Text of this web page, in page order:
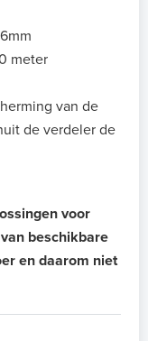
meter
van de
de verdeler de
voor
beschikbare
en daarom niet